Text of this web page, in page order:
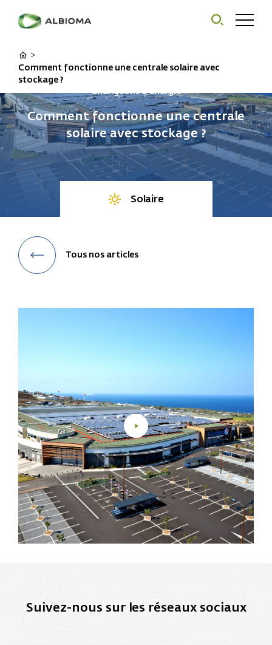
>
Comment fonctionne une centrale solaire avec
stockage ?
Changeons d'énergie
Comment fonctionne une centrale
solaire avec stockage ?
Solaire
Tous nos articles
Suivez-nous sur les réseaux sociaux